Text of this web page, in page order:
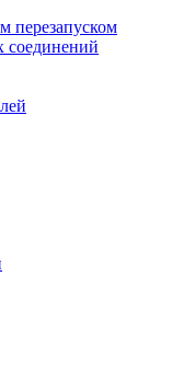
перезапуском
соединений